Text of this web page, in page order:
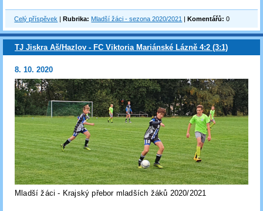
Celý příspěvek |Rubrika: Mladší žáci - sezona 2020/2021 |Komentářů: 0
TJ Jiskra Aš/Hazlov - FC Viktoria Mariánské Lázně 4:2 (3:1)
8. 10. 2020
Mladší žáci - Krajský přebor mladších žáků 2020/2021